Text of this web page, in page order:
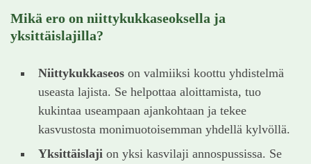
Mikä ero on niittykukkaseoksella ja
yksittäislajilla?
Niittykukkaseos on valmiiksi koottu yhdistelmä
useasta lajista. Se helpottaa aloittamista, tuo
kukintaa useampaan ajankohtaan ja tekee
kasvustosta monimuotoisemman yhdellä kylvöllä.
Yksittäislaji on yksi kasvilaji annospussissa. Se